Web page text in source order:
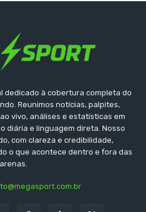
dedicado à cobertura completa do
Reunimos notícias, palpites,
vivo, análises e estatísticas em
diária e linguagem direta. Nosso
com clareza e credibilidade,
o que acontece dentro e fora das
arenas.